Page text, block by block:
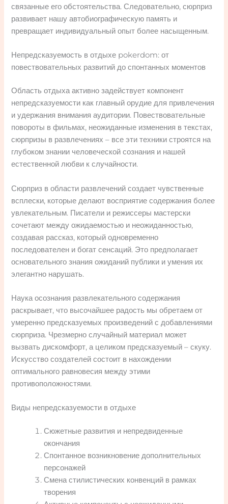
связанные его обстоятельства. Следовательно, сюрприз
развивает нашу автобиографическую память и
превращает индивидуальный опыт более насыщенным.
Непредсказуемость в отдыхе pokerdom: от
повествовательных развитий до спонтанных моментов
Область отдыха активно задействует компонент
непредсказуемости как главный орудие для привлечения
и удержания внимания аудитории. Повествовательные
повороты в фильмах, неожиданные изменения в текстах,
сюрпризы в развлечениях – все эти техники строятся на
глубоком знании человеческой сознания и нашей
естественной любви к случайности.
Сюрприз в области развлечений создает чувственные
всплески, которые делают восприятие содержания более
увлекательным. Писатели и режиссеры мастерски
сочетают между ожидаемостью и неожиданностью,
создавая рассказ, который одновременно
последователен и богат сенсаций. Это предполагает
основательного знания ожиданий публики и умения их
элегантно нарушать.
Наука осознания развлекательного содержания
раскрывает, что высочайшее радость мы обретаем от
умеренно предсказуемых произведений с добавлениями
сюрприза. Чрезмерно случайный материал может
вызвать дискомфорт, а целиком предсказуемый – скуку.
Искусство создателей состоит в нахождении
оптимального равновесия между этими
противоположностями.
Виды непредсказуемости в отдыхе
Сюжетные развития и непредвиденные
окончания
Спонтанное возникновение дополнительных
персонажей
Смена стилистических конвенций в рамках
творения